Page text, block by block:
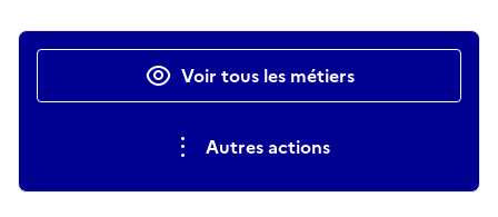
Actions rapidesVoir tous les métiers
Autres actions